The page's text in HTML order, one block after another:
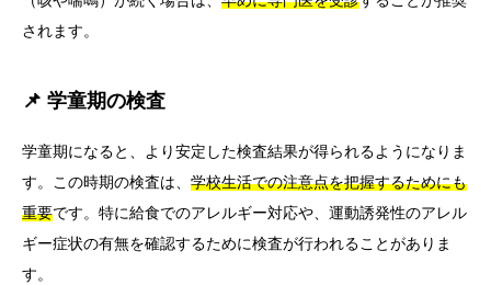
されます。
📌 学童期の検査
学童期になると、より安定した検査結果が得られるようになりま
す。この時期の検査は、 学校生活での注意点を把握するためにも
重要です。特に給食でのアレルギー対応や、運動誘発性のアレル
ギー症状の有無を確認するために検査が行われることがありま
す。